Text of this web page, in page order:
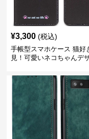
¥3,300 (税込)
手帳型スマホケース 猫好
見！可愛いネコちゃんデ